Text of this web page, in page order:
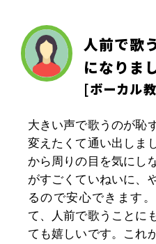
人前で歌
になりま
[ボーカル
大きい声で歌うのが恥
変えたくて通い出しま
から周りの目を気にし
がすごくていねいに、
るので安心できます
て、人前で歌うことに
ても嬉しいです。これ